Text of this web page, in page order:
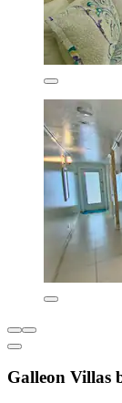
Galleon Villas